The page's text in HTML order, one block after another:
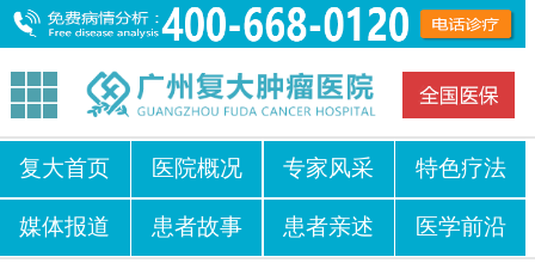
复大首页 医院概况 专家风采 特色疗法
媒体报道 患者故事 患者亲述 医学前沿